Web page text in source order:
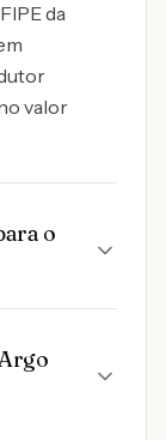
da
valor
o